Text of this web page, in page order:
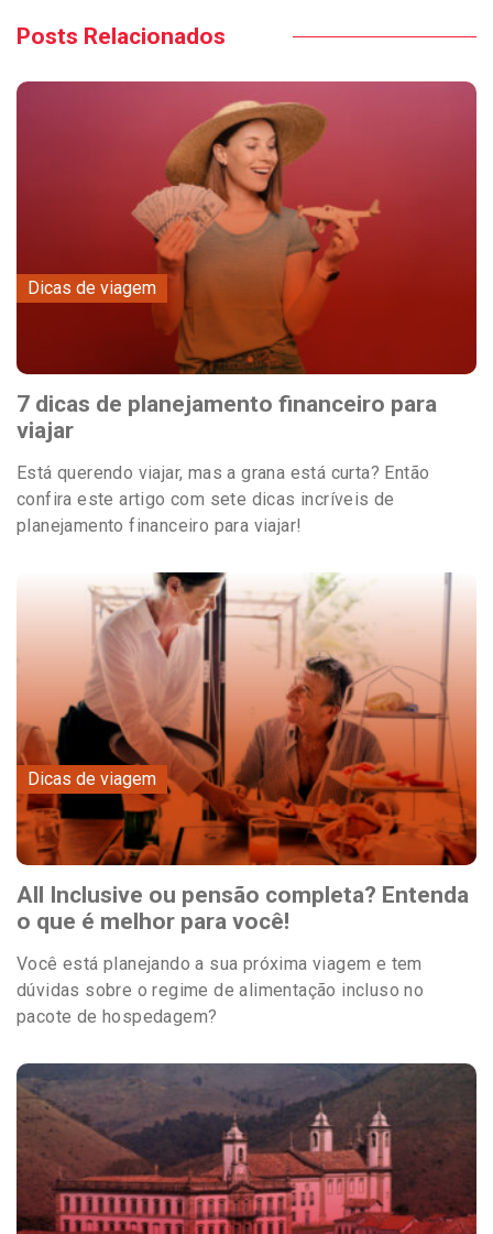
Posts Relacionados
Dicas de viagem
7 dicas de planejamento financeiro para
viajar
Está querendo viajar, mas a grana está curta? Então
confira este artigo com sete dicas incríveis de
planejamento financeiro para viajar!
Dicas de viagem
All Inclusive ou pensão completa? Entenda
o que é melhor para você!
Você está planejando a sua próxima viagem e tem
dúvidas sobre o regime de alimentação incluso no
pacote de hospedagem?